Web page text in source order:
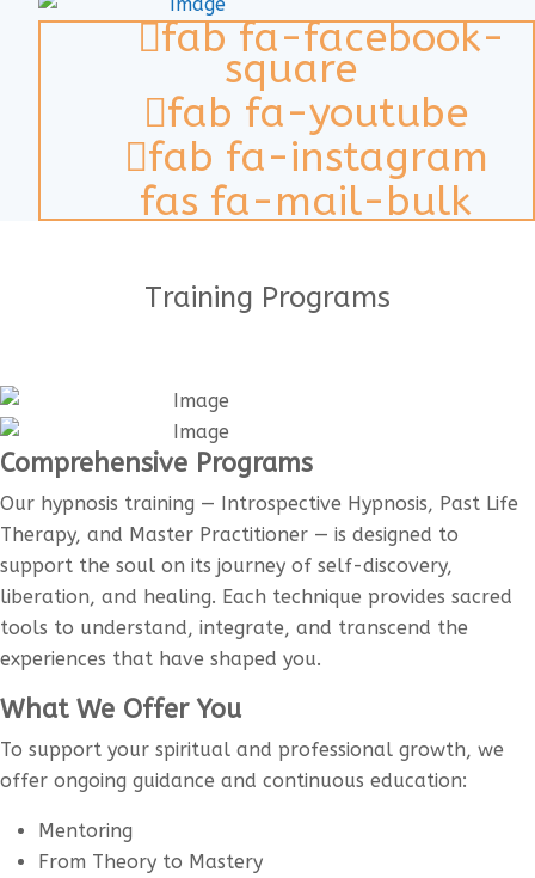
fab fa-facebook-
square
fab fa-youtube
fab fa-instagram
fas fa-mail-bulk
Training Programs
Comprehensive Programs
Our hypnosis training — Introspective Hypnosis, Past Life
Therapy, and Master Practitioner — is designed to
support the soul on its journey of self-discovery,
liberation, and healing. Each technique provides sacred
tools to understand, integrate, and transcend the
experiences that have shaped you.
What We Offer You
To support your spiritual and professional growth, we
offer ongoing guidance and continuous education:
Mentoring
From Theory to Mastery